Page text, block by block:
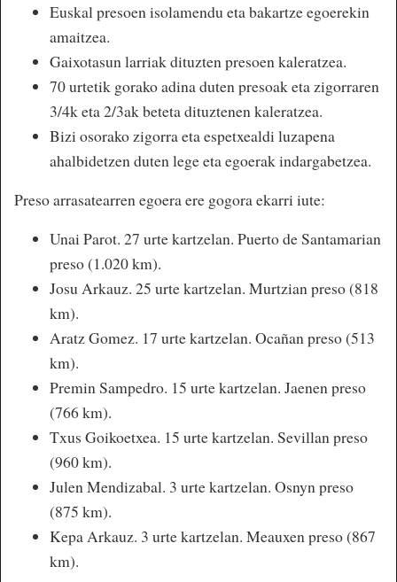
Euskal presoen isolamendu eta bakartze egoerekin
amaitzea.
Gaixotasun larriak dituzten presoen kaleratzea.
70 urtetik gorako adina duten presoak eta zigorraren
3/4k eta 2/3ak beteta dituztenen kaleratzea.
Bizi osorako zigorra eta espetxealdi luzapena
ahalbidetzen duten lege eta egoerak indargabetzea.
Preso arrasatearren egoera ere gogora ekarri iute:
Unai Parot. 27 urte kartzelan. Puerto de Santamarian
preso (1.020 km).
Josu Arkauz. 25 urte kartzelan. Murtzian preso (818
km).
Aratz Gomez. 17 urte kartzelan. Ocañan preso (513
km).
Premin Sampedro. 15 urte kartzelan. Jaenen preso
(766 km).
Txus Goikoetxea. 15 urte kartzelan. Sevillan preso
(960 km).
Julen Mendizabal. 3 urte kartzelan. Osnyn preso
(875 km).
Kepa Arkauz. 3 urte kartzelan. Meauxen preso (867
km).